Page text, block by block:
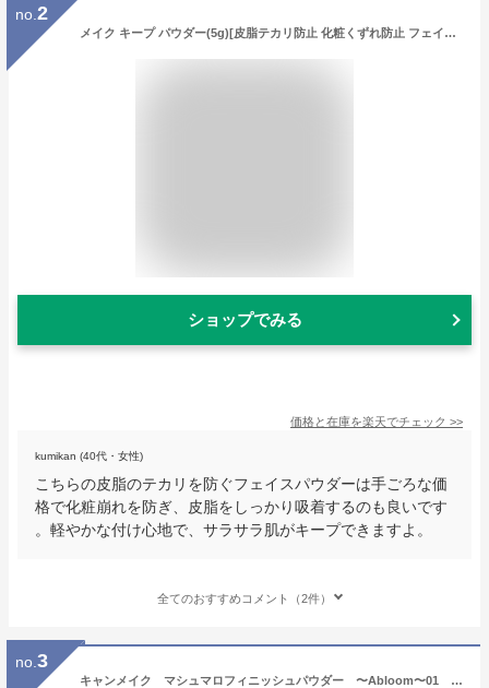
no. 2
メイク キープ パウダー(5g)[皮脂テカリ防止 化粧くずれ防止 フェイスパウダー]
ショップでみる
価格と在庫を楽天でチェック >>
kumikan (40代・女性)
こちらの皮脂のテカリを防ぐフェイスパウダーは手ごろな価
格で化粧崩れを防ぎ、皮脂をしっかり吸着するのも良いです
。軽やかな付け心地で、サラサラ肌がキープできますよ。
全てのおすすめコメント（2件）
no. 3
キャンメイク マシュマロフィニッシュパウダー 〜Abloom〜01 （5g）／キャンメイク（CANMAKE）